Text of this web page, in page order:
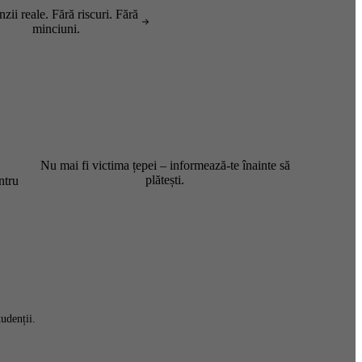
reale. Fără riscuri. Fără
minciuni.
Nu mai fi victima țepei – informează-te înainte să
plătești.